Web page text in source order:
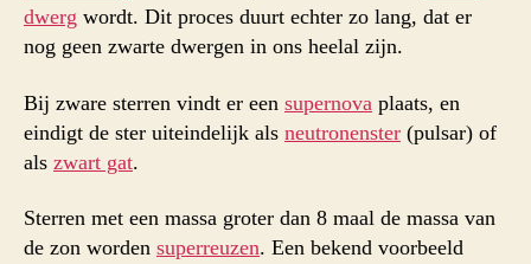
dwerg wordt. Dit proces duurt echter zo lang, dat er
nog geen zwarte dwergen in ons heelal zijn.
Bij zware sterren vindt er een supernova plaats, en
eindigt de ster uiteindelijk als neutronenster (pulsar) of
als zwart gat.
Sterren met een massa groter dan 8 maal de massa van
de zon worden superreuzen. Een bekend voorbeeld